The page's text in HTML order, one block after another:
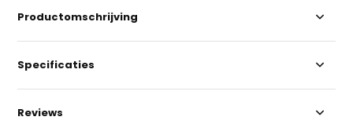
Productomschrijving
Specificaties
Reviews